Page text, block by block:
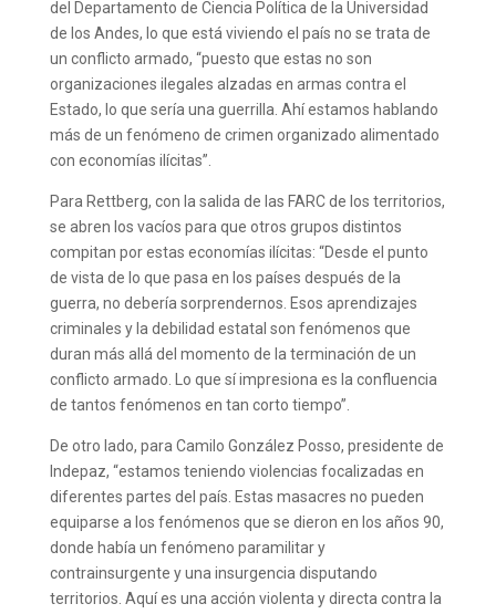
del Departamento de Ciencia Política de la Universidad
de los Andes, lo que está viviendo el país no se trata de
un conflicto armado, “puesto que estas no son
organizaciones ilegales alzadas en armas contra el
Estado, lo que sería una guerrilla. Ahí estamos hablando
más de un fenómeno de crimen organizado alimentado
con economías ilícitas”.
Para Rettberg, con la salida de las FARC de los territorios,
se abren los vacíos para que otros grupos distintos
compitan por estas economías ilícitas: “Desde el punto
de vista de lo que pasa en los países después de la
guerra, no debería sorprendernos. Esos aprendizajes
criminales y la debilidad estatal son fenómenos que
duran más allá del momento de la terminación de un
conflicto armado. Lo que sí impresiona es la confluencia
de tantos fenómenos en tan corto tiempo”.
De otro lado, para Camilo González Posso, presidente de
Indepaz, “estamos teniendo violencias focalizadas en
diferentes partes del país. Estas masacres no pueden
equiparse a los fenómenos que se dieron en los años 90,
donde había un fenómeno paramilitar y
contrainsurgente y una insurgencia disputando
territorios. Aquí es una acción violenta y directa contra la